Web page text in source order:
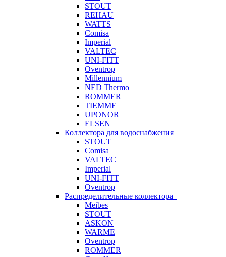
STOUT
REHAU
WATTS
Comisa
Imperial
VALTEC
UNI-FITT
Oventrop
Millennium
NED Thermo
ROMMER
TIEMME
UPONOR
ELSEN
Коллектора для водоснабжения
STOUT
Comisa
VALTEC
Imperial
UNI-FITT
Oventrop
Распределительные коллектора
Meibes
STOUT
ASKON
WARME
Oventrop
ROMMER